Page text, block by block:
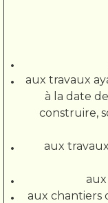
aux travaux
à la date
construire,
aux
aux
aux chantiers